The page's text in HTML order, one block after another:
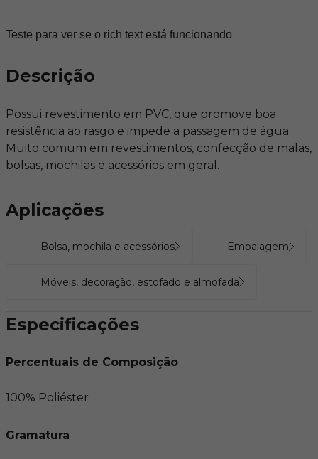
Teste para ver se o rich text está funcionando
Descrição
Possui revestimento em PVC, que promove boa
resistência ao rasgo e impede a passagem de água.
Muito comum em revestimentos, confecção de malas,
bolsas, mochilas e acessórios em geral.
Aplicações
Bolsa, mochila e acessórios Embalagem
Móveis, decoração, estofado e almofada
Especificações
Percentuais de Composição
100% Poliéster
Gramatura